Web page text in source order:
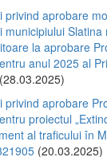
privind aprobare
municipiului Slatina
la aprobare
anul 2025 al
(28.03.2025)
privind aprobare
proiectul
al traficului în
(20.03.2025)